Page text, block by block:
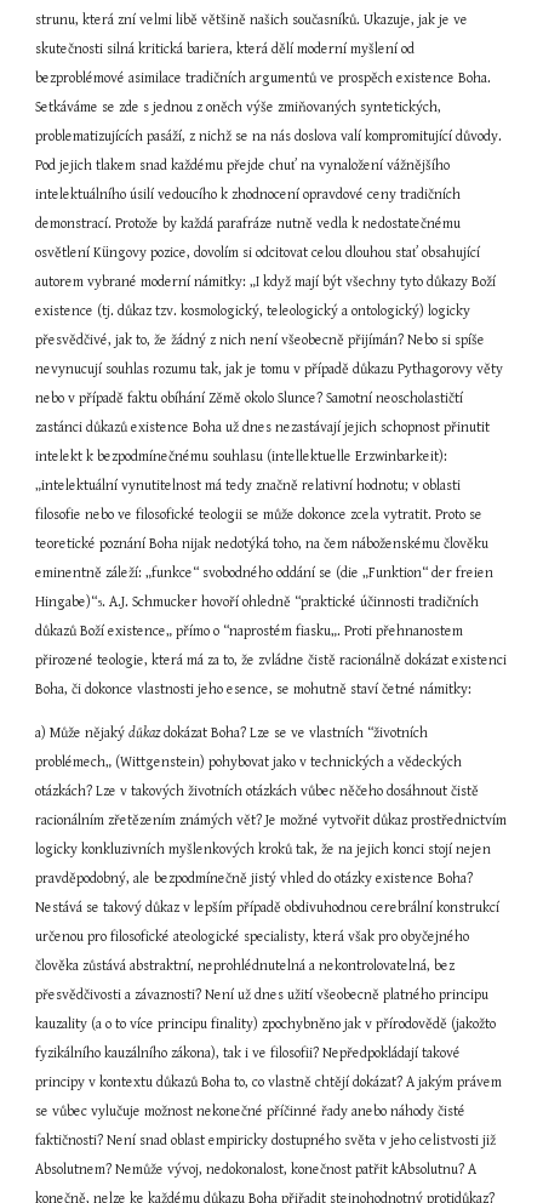
strunu, která zní velmi libě většině našich současníků. Ukazuje, jak je ve
skutečnosti silná kritická bariera, která dělí moderní myšlení od
bezproblémové asimilace tradičních argumentů ve prospěch existence Boha.
Setkáváme se zde s jednou z oněch výše zmiňovaných syntetických,
problematizujících pasáží, z nichž se na nás doslova valí kompromitující důvody.
Pod jejich tlakem snad každému přejde chuť na vynaložení vážnějšího
intelektuálního úsilí vedoucího k zhodnocení opravdové ceny tradičních
demonstrací. Protože by každá parafráze nutně vedla k nedostatečnému
osvětlení Küngovy pozice, dovolím si odcitovat celou dlouhou stať obsahující
autorem vybrané moderní námitky: „I když mají být všechny tyto důkazy Boží
existence (tj. důkaz tzv. kosmologický, teleologický a ontologický) logicky
přesvědčivé, jak to, že žádný z nich není všeobecně přijímán? Nebo si spíše
nevynucují souhlas rozumu tak, jak je tomu v případě důkazu Pythagorovy věty
nebo v případě faktu obíhání Zěmě okolo Slunce? Samotní neoscholastičtí
zastánci důkazů existence Boha už dnes nezastávají jejich schopnost přinutit
intelekt k bezpodmínečnému souhlasu (intellektuelle Erzwinbarkeit):
„intelektuální vynutitelnost má tedy značně relativní hodnotu; v oblasti
filosofie nebo ve filosofické teologii se může dokonce zcela vytratit. Proto se
teoretické poznání Boha nijak nedotýká toho, na čem náboženskému člověku
eminentně záleží: „funkce“ svobodného oddání se (die „Funktion“ der freien
Hingabe)“5. A.J. Schmucker hovoří ohledně “praktické účinnosti tradičních
důkazů Boží existence„ přímo o “naprostém fiasku„. Proti přehnanostem
přirozené teologie, která má za to, že zvládne čistě racionálně dokázat existenci
Boha, či dokonce vlastnosti jeho esence, se mohutně staví četné námitky:
a) Může nějaký důkaz dokázat Boha? Lze se ve vlastních “životních
problémech„ (Wittgenstein) pohybovat jako v technických a vědeckých
otázkách? Lze v takových životních otázkách vůbec něčeho dosáhnout čistě
racionálním zřetězením známých vět? Je možné vytvořit důkaz prostřednictvím
logicky konkluzivních myšlenkových kroků tak, že na jejich konci stojí nejen
pravděpodobný, ale bezpodmínečně jistý vhled do otázky existence Boha?
Nestává se takový důkaz v lepším případě obdivuhodnou cerebrální konstrukcí
určenou pro filosofické ateologické specialisty, která však pro obyčejného
člověka zůstává abstraktní, neprohlédnutelná a nekontrolovatelná, bez
přesvědčivosti a závaznosti? Není už dnes užití všeobecně platného principu
kauzality (a o to více principu finality) zpochybněno jak v přírodovědě (jakožto
fyzikálního kauzálního zákona), tak i ve filosofii? Nepředpokládají takové
principy v kontextu důkazů Boha to, co vlastně chtějí dokázat? A jakým právem
se vůbec vylučuje možnost nekonečné příčinné řady anebo náhody čisté
faktičnosti? Není snad oblast empiricky dostupného světa v jeho celistvosti již
Absolutnem? Nemůže vývoj, nedokonalost, konečnost patřit kAbsolutnu? A
konečně, nelze ke každému důkazu Boha přiřadit stejnohodnotný protidůkaz?